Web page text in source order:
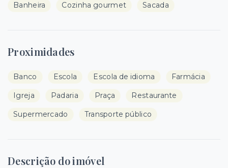
Banheira Cozinha gourmet Sacada
Proximidades
Banco Escola Escola de idioma Farmácia
Igreja Padaria Praça Restaurante
Supermercado Transporte público
Descrição do imóvel